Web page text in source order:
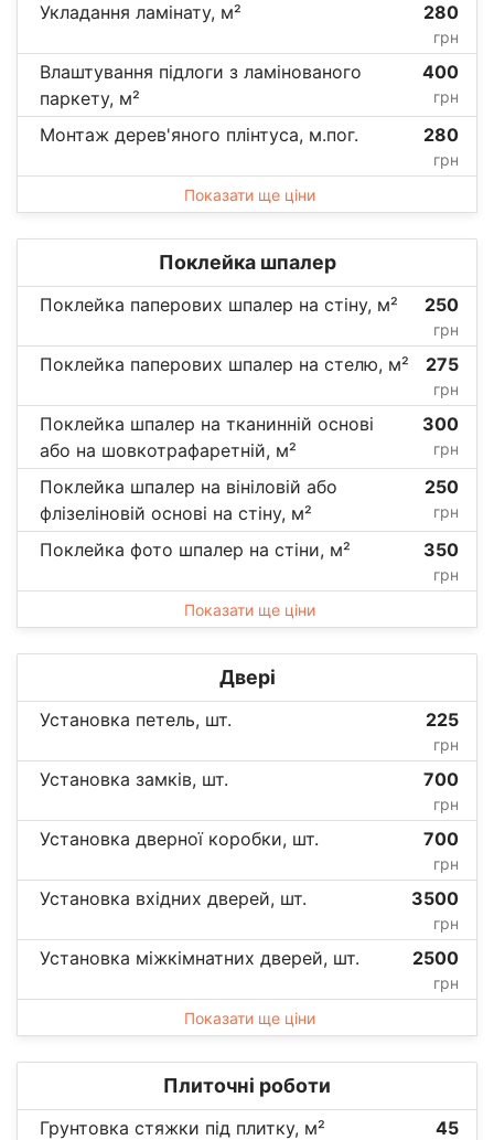
Укладання ламінату, м² 280
грн
Влаштування підлоги з ламінованого
паркету, м²
400
грн
Монтаж дерев'яного плінтуса, м.пог. 280
грн
Показати ще ціни
Поклейка шпалер
Поклейка паперових шпалер на стіну, м² 250
грн
Поклейка паперових шпалер на стелю, м² 275
грн
Поклейка шпалер на тканинній основі
або на шовкотрафаретній, м²
300
грн
Поклейка шпалер на вініловій або
флізеліновій основі на стіну, м²
250
грн
Поклейка фото шпалер на стіни, м² 350
грн
Показати ще ціни
Двері
Установка петель, шт. 225
грн
Установка замків, шт. 700
грн
Установка дверної коробки, шт. 700
грн
Установка вхідних дверей, шт. 3500
грн
Установка міжкімнатних дверей, шт. 2500
грн
Показати ще ціни
Плиточні роботи
Грунтовка стяжки під плитку, м² 45